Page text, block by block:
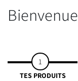
1
TES PRODUITS